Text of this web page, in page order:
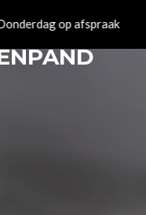
op afspraak